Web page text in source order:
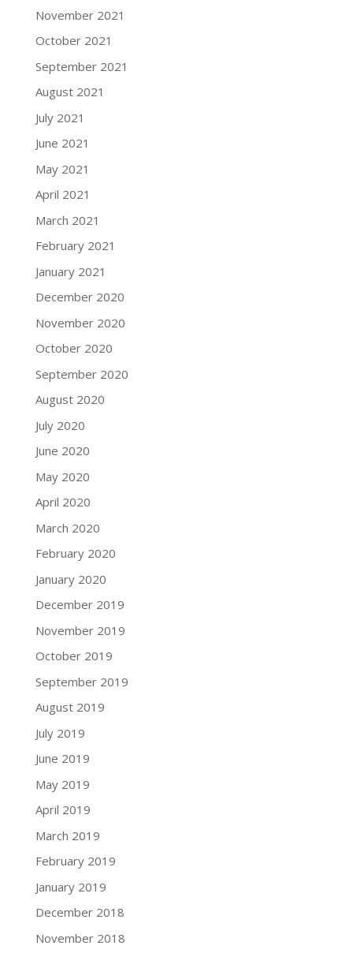
November 2021
October 2021
September 2021
August 2021
July 2021
June 2021
May 2021
April 2021
March 2021
February 2021
January 2021
December 2020
November 2020
October 2020
September 2020
August 2020
July 2020
June 2020
May 2020
April 2020
March 2020
February 2020
January 2020
December 2019
November 2019
October 2019
September 2019
August 2019
July 2019
June 2019
May 2019
April 2019
March 2019
February 2019
January 2019
December 2018
November 2018